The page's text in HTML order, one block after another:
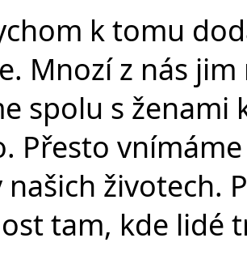
k tomu
Mnozí z nás
spolu s ženami
Přesto
našich životech.
tam, kde lidé